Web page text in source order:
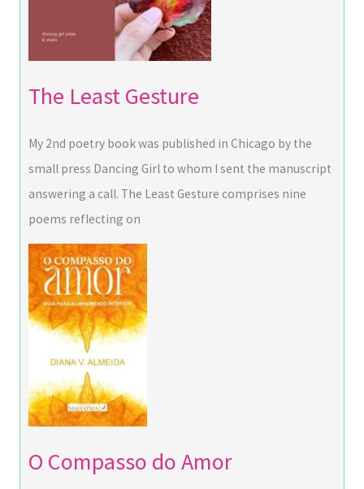
The Least Gesture
My 2nd poetry book was published in Chicago by the
small press Dancing Girl to whom I sent the manuscript
answering a call. The Least Gesture comprises nine
poems reflecting on
O Compasso do Amor